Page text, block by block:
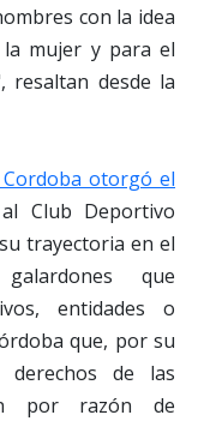
con la idea
la mujer y para el
resaltan desde la
otorgó el
al Club Deportivo
trayectoria en el
que
entidades o
que, por su
de las
por razón de